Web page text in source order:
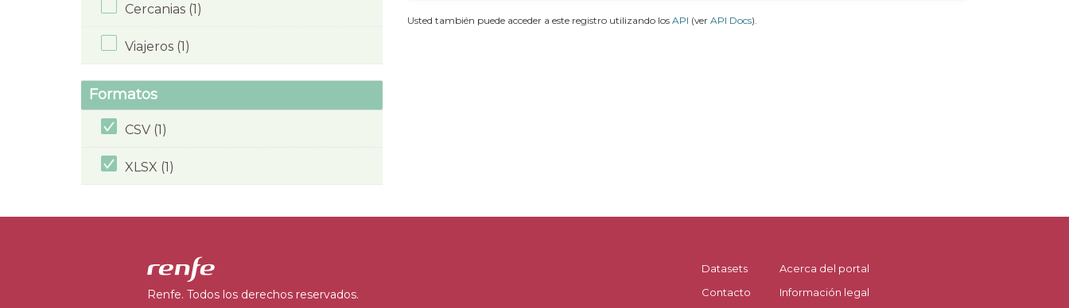
Cercanias (1)
Viajeros (1)
Formatos
CSV (1)
XLSX (1)
Usted también puede acceder a este registro utilizando los API (ver API Docs).
Renfe. Todos los derechos reservados.
Datasets
Contacto
Acerca del portal
Información legal